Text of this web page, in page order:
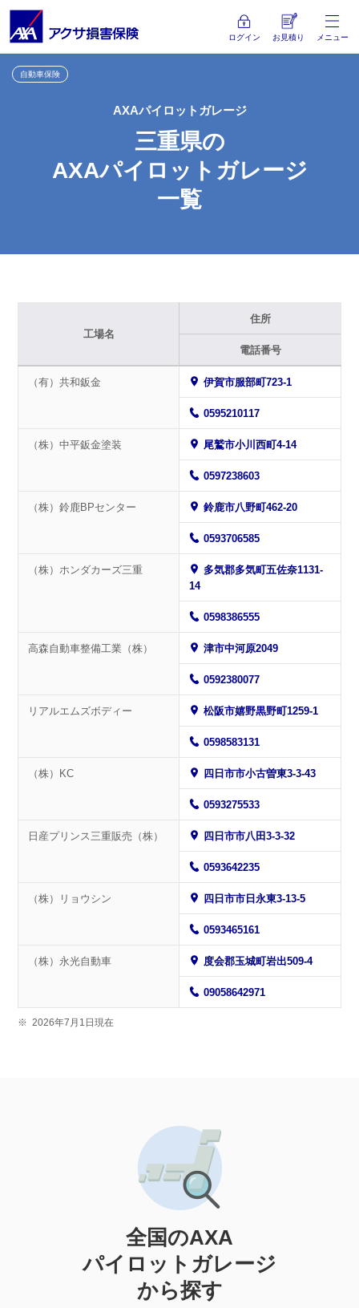
ログイン お見積り メニュー
自動車保険
AXAパイロットガレージ
三重県の
AXAパイロットガレージ
一覧
工場名
住所
電話番号
（有）共和鈑金 伊賀市服部町723-1
0595210117
（株）中平鈑金塗装 尾鷲市小川西町4-14
0597238603
（株）鈴鹿BPセンター 鈴鹿市八野町462-20
0593706585
（株）ホンダカーズ三重
多気郡多気町五佐奈1131-
14
0598386555
高森自動車整備工業（株） 津市中河原2049
0592380077
リアルエムズボディー 松阪市嬉野黒野町1259-1
0598583131
（株）KC 四日市市小古曽東3-3-43
0593275533
日産プリンス三重販売（株） 四日市市八田3-3-32
0593642235
（株）リョウシン 四日市市日永東3-13-5
0593465161
（株）永光自動車 度会郡玉城町岩出509-4
09058642971
※ 2026年7月1日現在
全国のAXA
パイロットガレージ
から探す